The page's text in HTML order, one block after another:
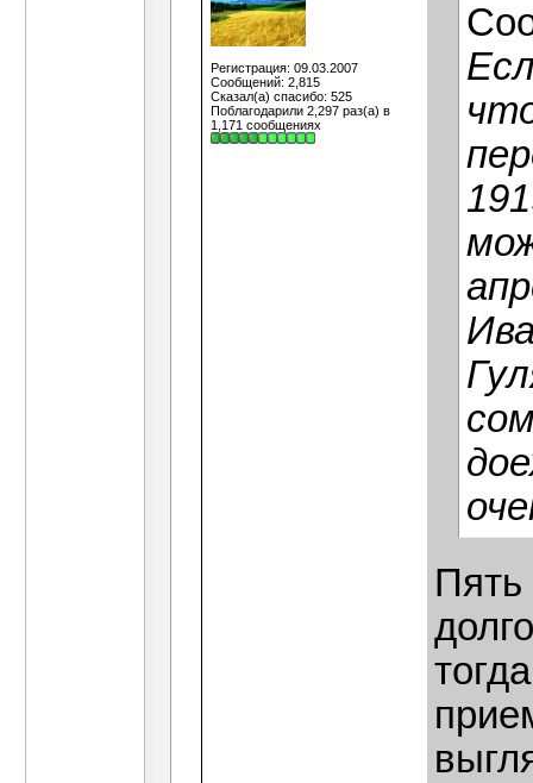
Регистрация: 09.03.2007
Сообщений: 2,815
Сказал(а) спасибо: 525
Поблагодарили 2,297 раз(а) в
1,171 сообщениях
Пять